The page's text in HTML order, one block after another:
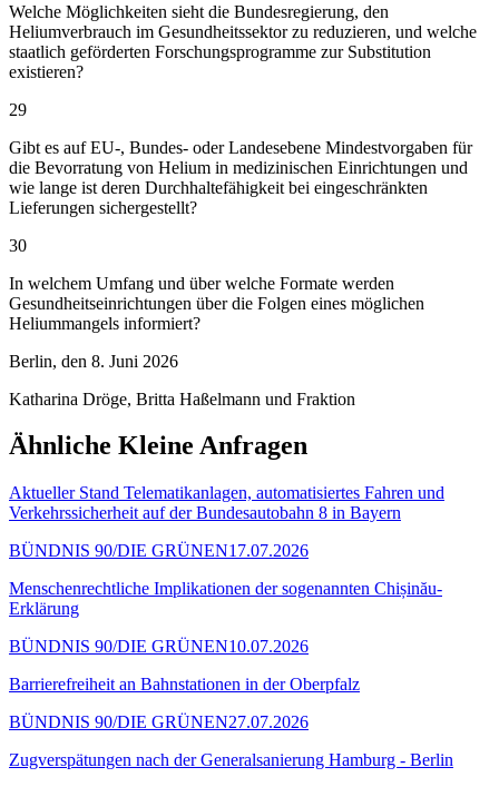
Welche Möglichkeiten sieht die Bundesregierung, den
Heliumverbrauch im Gesundheitssektor zu reduzieren, und welche
staatlich geförderten Forschungsprogramme zur Substitution
existieren?
29
Gibt es auf EU-, Bundes- oder Landesebene Mindestvorgaben für
die Bevorratung von Helium in medizinischen Einrichtungen und
wie lange ist deren Durchhaltefähigkeit bei eingeschränkten
Lieferungen sichergestellt?
30
In welchem Umfang und über welche Formate werden
Gesundheitseinrichtungen über die Folgen eines möglichen
Heliummangels informiert?
Berlin, den 8. Juni 2026
Katharina Dröge, Britta Haßelmann und Fraktion
Ähnliche Kleine Anfragen
Aktueller Stand Telematikanlagen, automatisiertes Fahren und
Verkehrssicherheit auf der Bundesautobahn 8 in Bayern
BÜNDNIS 90/DIE GRÜNEN17.07.2026
Menschenrechtliche Implikationen der sogenannten Chișinău-
Erklärung
BÜNDNIS 90/DIE GRÜNEN10.07.2026
Barrierefreiheit an Bahnstationen in der Oberpfalz
BÜNDNIS 90/DIE GRÜNEN27.07.2026
Zugverspätungen nach der Generalsanierung Hamburg - Berlin